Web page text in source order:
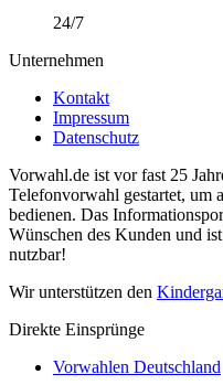
24/7
Unternehmen
Kontakt
Impressum
Datenschutz
Vorwahl.de ist vor fast 25
Telefonvorwahl gestartet, um
bedienen. Das
Wünschen des Kunden und
nutzbar!
Wir unterstützen den
Direkte Einsprünge
Vorwahlen Deutschland